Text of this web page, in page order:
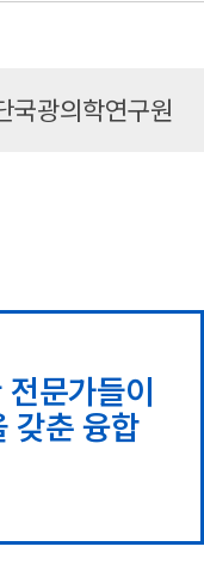
국광의학연구원
문가들이
갖춘 융합